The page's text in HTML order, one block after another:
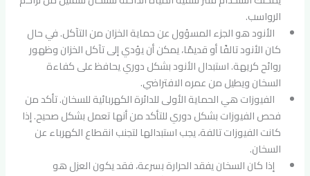
الرواسب.
الأنود هو الجزء المسؤول عن حماية الخزان من التآكل. في حال
كان الأنود تالفًا أو قديمًا، يمكن أن يؤدي إلى تآكل الخزان وظهور
روائح كريهة. استبدال الأنود بشكل دوري يحافظ على كفاءة
السخان ويطيل من عمره الافتراضي.
الفيوزات هي الحماية الأولى للدائرة الكهربائية للسخان. تأكد من
فحص الفيوزات بشكل دوري للتأكد من أنها تعمل بشكل صحيح. إذا
كانت الفيوزات تالفة، يجب استبدالها لتجنب انقطاع الكهرباء عن
السخان.
إذا كان السخان يفقد الحرارة بسرعة، فقد يكون العزل هو